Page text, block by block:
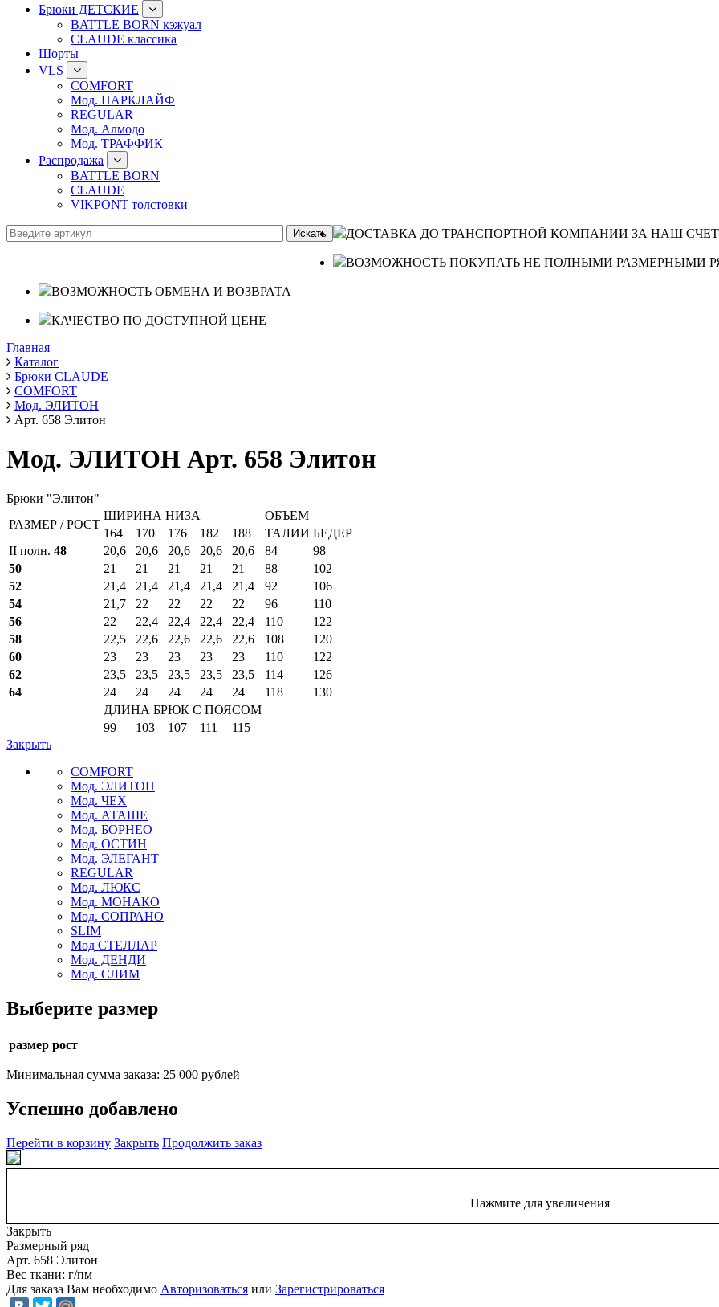
Брюки ДЕТСКИЕ
BATTLE BORN кэжуал
CLAUDE классика
Шорты
VLS
COMFORT
Мод. ПАРКЛАЙФ
REGULAR
Мод. Алмодо
Мод. ТРАФФИК
Распродажа
BATTLE BORN
CLAUDE
VIKPONT толстовки
ДОСТАВКА ДО ТРАНСПОРТНОЙ КОМПАНИИ ЗА НАШ СЧЕТ
ВОЗМОЖНОСТЬ ПОКУПАТЬ НЕ ПОЛНЫМИ РАЗМЕРНЫМИ
ВОЗМОЖНОСТЬ ОБМЕНА И ВОЗВРАТА
КАЧЕСТВО ПО ДОСТУПНОЙ ЦЕНЕ
Главная
Каталог
Брюки CLAUDE
COMFORT
Мод. ЭЛИТОН
Арт. 658 Элитон
Мод. ЭЛИТОН Арт. 658 Элитон
Брюки "Элитон"
РАЗМЕР / РОСТ
ШИРИНА НИЗА
ОБЪЕМ
164
170 176 182 188 ТАЛИИ БЕДЕР
II полн. 48 20,6 20,6 20,6 20,6 20,6 84
98
50
21 21 21 21 21 88
102
52
21,4 21,4 21,4 21,4 21,4 92
106
54
21,7 22 22 22 22 96
110
56
22 22,4 22,4 22,4 22,4 110
122
58
22,5 22,6 22,6 22,6 22,6 108
120
60
23 23 23 23 23 110
122
62
23,5 23,5 23,5 23,5 23,5 114
126
64
24 24 24 24 24 118
130
ДЛИНА БРЮК С ПОЯСОМ
99
103 107 111
115
Закрыть
COMFORT
Мод. ЭЛИТОН
Мод. ЧЕХ
Мод. АТАШЕ
Мод. БОРНЕО
Мод. ОСТИН
Мод. ЭЛЕГАНТ
REGULAR
Мод. ЛЮКС
Мод. МОНАКО
Мод. СОПРАНО
SLIM
Мод СТЕЛЛАР
Мод. ДЕНДИ
Мод. СЛИМ
Выберите размер
размер рост
Минимальная сумма заказа: 25 000 рублей
Успешно добавлено
Перейти в корзину Закрыть Продолжить заказ
Нажмите для увеличения
Закрыть
Размерный ряд
Арт. 658 Элитон
Вес ткани: г/пм
Для заказа Вам необходимо Авторизоваться или Зарегистрироваться